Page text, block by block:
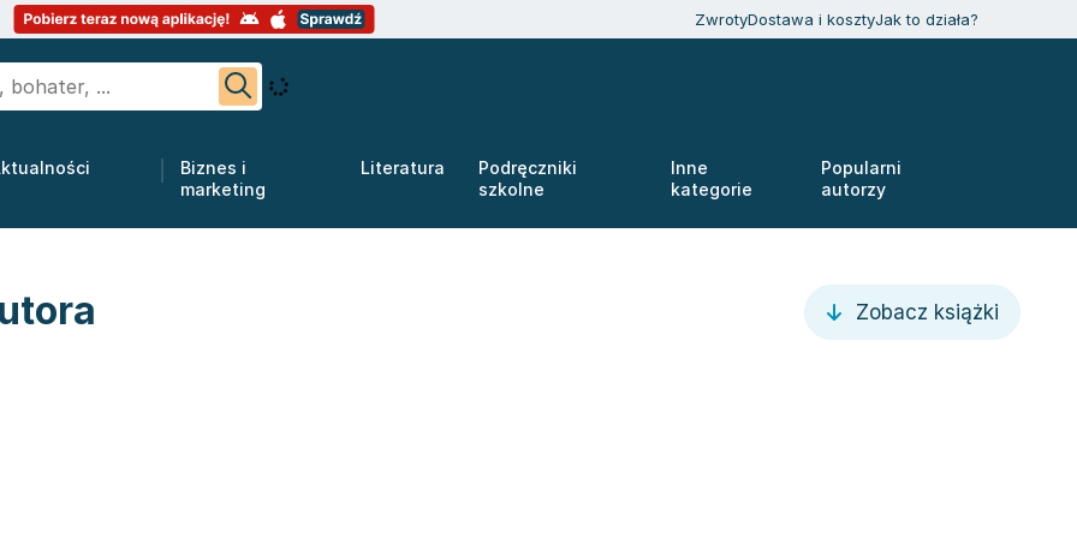
ZwrotyDostawa i kosztyJak to działa?
Biznes i
marketing
Literatura
Podręczniki
szkolne
Inne
kategorie
Popularni
autorzy
Zobacz książki